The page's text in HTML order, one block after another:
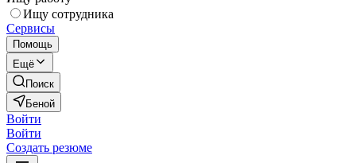
Ищу сотрудника
Сервисы
Помощь
Ещё
Поиск
Беной
Войти
Войти
Создать резюме